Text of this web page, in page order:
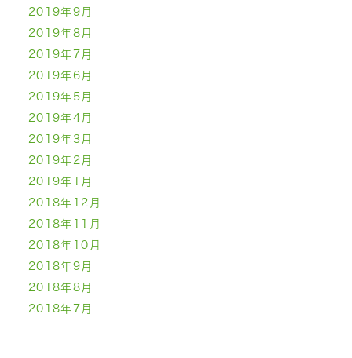
2019年9月
2019年8月
2019年7月
2019年6月
2019年5月
2019年4月
2019年3月
2019年2月
2019年1月
2018年12月
2018年11月
2018年10月
2018年9月
2018年8月
2018年7月